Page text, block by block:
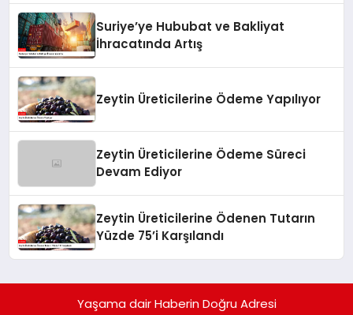
Suriye’ye Hububat ve Bakliyat
İhracatında Artış
Zeytin Üreticilerine Ödeme Yapılıyor
Zeytin Üreticilerine Ödeme Süreci
Devam Ediyor
Zeytin Üreticilerine Ödenen Tutarın
Yüzde 75’i Karşılandı
Yaşama dair Haberin Doğru Adresi